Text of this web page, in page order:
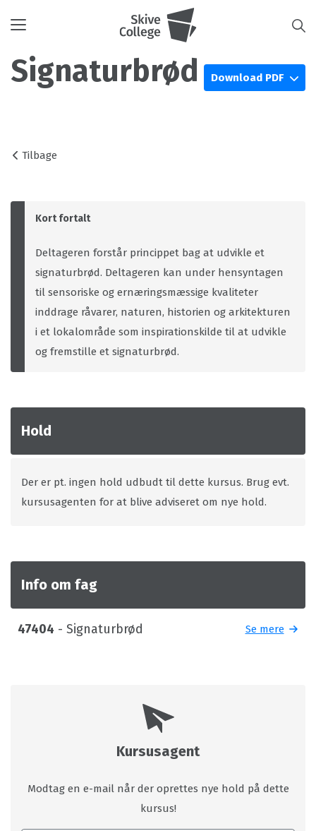
Toggle
Signaturbrød Download PDF
Tilbage
Kort fortalt
Deltageren forstår princippet bag at udvikle et
signaturbrød. Deltageren kan under hensyntagen
til sensoriske og ernæringsmæssige kvaliteter
inddrage råvarer, naturen, historien og arkitekturen
i et lokalområde som inspirationskilde til at udvikle
og fremstille et signaturbrød.
Hold
Der er pt. ingen hold udbudt til dette kursus. Brug evt.
kursusagenten for at blive adviseret om nye hold.
Info om fag
47404 - Signaturbrød Se mere
Kursusagent
Modtag en e-mail når der oprettes nye hold på dette
kursus!